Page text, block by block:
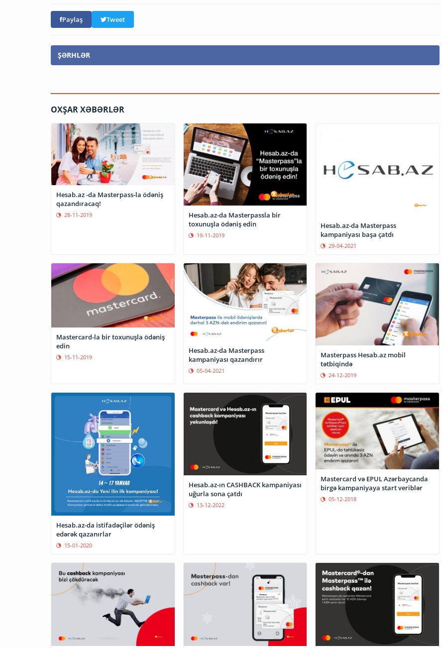
Paylaş Tweet
ŞƏRHLƏR
OXŞAR XƏBƏRLƏR
Hesab.az -da Masterpass-la ödəniş
qazandıracaq!
28-11-2019
Hesab.az-da Masterpassla bir
toxunuşla ödəniş edin
19-11-2019
Hesab.az-da Masterpass
kampaniyası başa çatdı
29-04-2021
Mastercard-la bir toxunuşla ödəniş
edin
15-11-2019
Hesab.az-da Masterpass
kampaniyası qazandırır
05-04-2021
Masterpass Hesab.az mobil
tətbiqində
24-12-2019
Hesab.az-da istifadəçilər ödəniş
edərək qazanırlar
15-01-2020
Hesab.az-ın CASHBACK kampaniyası
uğurla sona çatdı
13-12-2022
Mastercard və EPUL Azərbaycanda
birgə kampaniyaya start veriblər
05-12-2018